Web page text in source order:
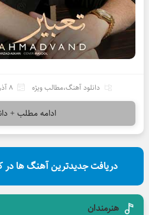
دانلود آهنگ،مطالب ویژه 8 آذر 1400
ادامه مطلب +
دریافت جدیدترین آهنگ ها در
هنرمندان